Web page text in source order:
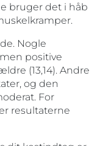
bruger det i håb
Nogle
positive
(13,14). Andre
og den
For
resultaterne